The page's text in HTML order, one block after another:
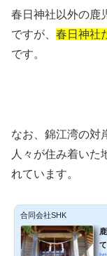
春日神社以外の鹿
ですが、 春日神社
です。
なお、錦江湾の対
人々が住み着いた
れています。
合同会社SHK